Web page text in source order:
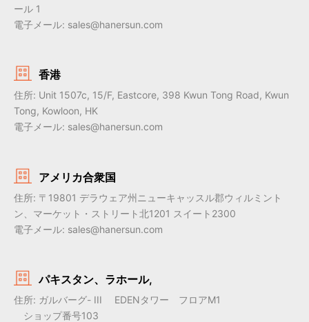
ール 1
電子メール: sales@hanersun.com
香港
住所: Unit 1507c, 15/F, Eastcore, 398 Kwun Tong Road, Kwun
Tong, Kowloon, HK
電子メール: sales@hanersun.com
アメリカ合衆国
住所: 〒19801 デラウェア州ニューキャッスル郡ウィルミント
ン、マーケット・ストリート北1201 スイート2300
電子メール: sales@hanersun.com
パキスタン、ラホール,
住所: ガルバーグ- III EDENタワー フロアM1
ショップ番号103